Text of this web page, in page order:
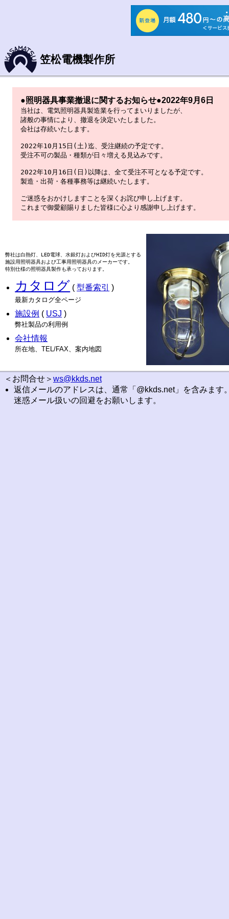
笠松電機製作所
●照明器具事業撤退に関するお知らせ●2022年9月6日
当社は、電気照明器具製造業を行ってまいりましたが、
諸般の事情により、撤退を決定いたしました。
会社は存続いたします。
2022年10月15日(土)迄、受注継続の予定です。
受注不可の製品・種類が日々増える見込みです。
2022年10月16日(日)以降は、全て受注不可となる予定です。
製造・出荷・各種事務等は継続いたします。
ご迷惑をおかけしますことを深くお詫び申し上げます。
これまで御愛顧賜りました皆様に心より感謝申し上げます。
弊社は白熱灯、LED電球、水銀灯およびHID灯を光源とする
施設用照明器具および工事用照明器具のメーカーです。
特別仕様の照明器具製作も承っております。
カタログ (型番索引 )
最新カタログ全ページ
施設例 ( USJ )
弊社製品の利用例
会社情報
所在地、TEL/FAX、案内地図
＜お問合せ＞ ws@kkds.net
返信メールのアドレスは、通常「@kkds.net」を含みます
迷惑メール扱いの回避をお願いします。